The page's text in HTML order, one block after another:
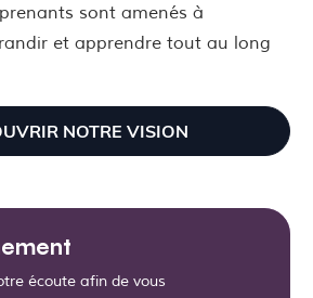
sont amenés à
et apprendre tout au long
NOTRE VISION
écoute afin de vous